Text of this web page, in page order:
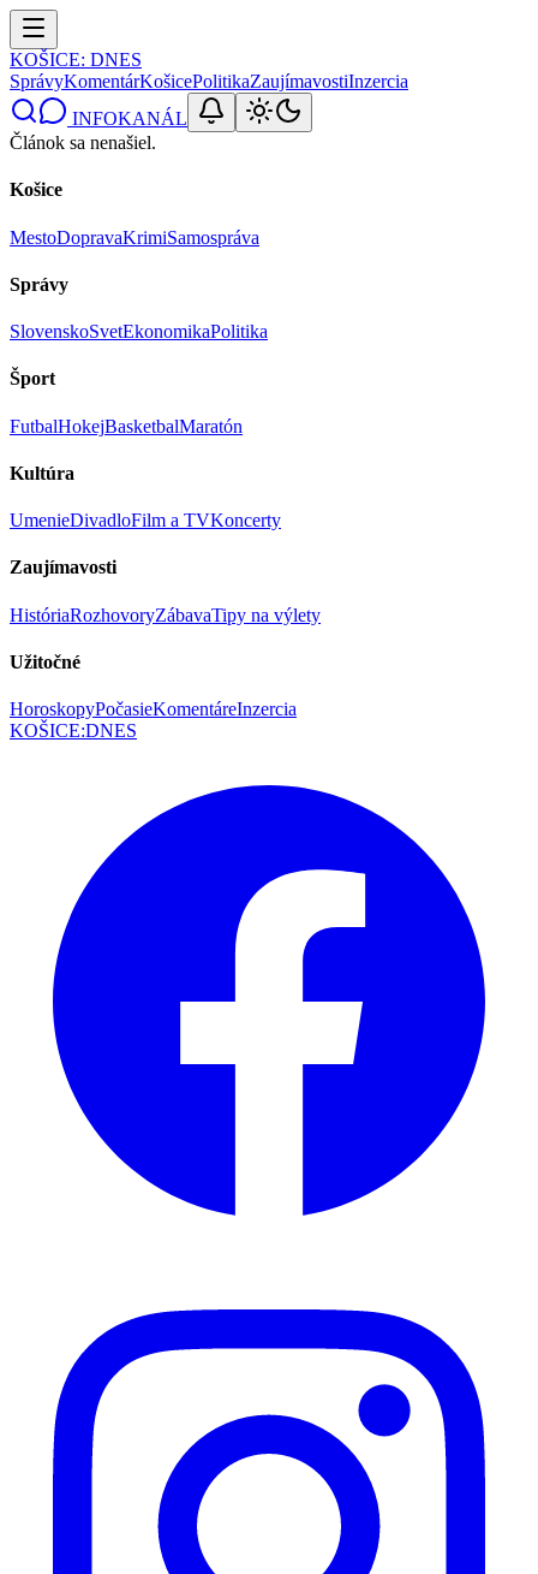
KOŠICE: DNES
SprávyKomentárKošicePolitikaZaujímavostiInzercia
INFOKANÁL
Článok sa nenašiel.
Košice
MestoDopravaKrimiSamospráva
Správy
SlovenskoSvetEkonomikaPolitika
Šport
FutbalHokejBasketbalMaratón
Kultúra
UmenieDivadloFilm a TVKoncerty
Zaujímavosti
HistóriaRozhovoryZábavaTipy na výlety
Užitočné
HoroskopyPočasieKomentáreInzercia
KOŠICE:DNES